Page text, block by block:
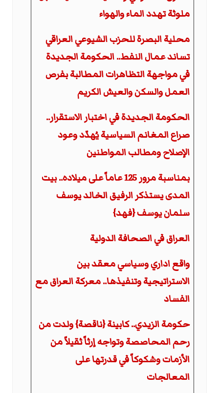
ملوثة تهدد الماء والهواء
محلية البصرة للحزب الشيوعي العراقي
تساند عمال النفط.. الحكومة الجديدة
في مواجهة التظاهرات المطالبة بفرص
العمل والسكن والعيش الكريم
الحكومة الجديدة في اختبار الاستقرار..
صراع المغانم السياسية يُهدّد وعود
الإصلاح ومطالب المواطنين
بمناسبة مرور 125 عاماً على ميلاده.. بيت
المدى يستذكر الرفيق الخالد يوسف
سلمان يوسف {فهد}
العراق في الصحافة الدولية
واقع اداري وسياسي معقد بين
الاستراتيجية وتنفيذها.. معركة العراق مع
الفساد
حكومة الزيدي.. كابينة {ناقصة} ولدت من
رحم المحاصصة وتواجه إرثاً ثقيلاً من
الأزمات وشكوكاً في قدرتها على
المعالجات